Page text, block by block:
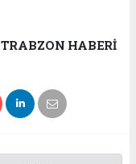
TRABZON HABERİ